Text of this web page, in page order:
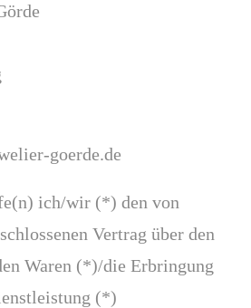
goerde.de
ich/wir (*) den von
Vertrag über den
Waren (*)/die Erbringung
(*)